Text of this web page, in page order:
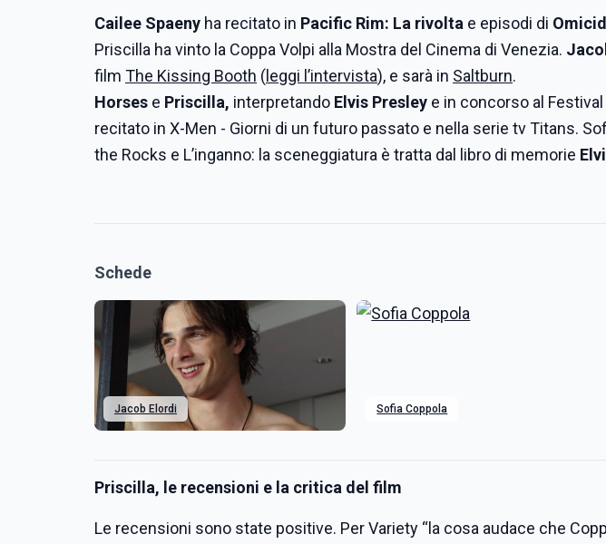
Cailee Spaeny ha recitato in Pacific Rim: La rivolta e episodi di
Priscilla ha vinto la Coppa Volpi alla Mostra del Cinema di Venezia.
film The Kissing Booth ( leggi l’intervista), e sarà in Saltburn.
Horses e Priscilla, interpretando Elvis Presley e in concorso al
recitato in X-Men - Giorni di un futuro passato e nella serie tv Titans.
the Rocks e L’inganno: la sceneggiatura è tratta dal libro di memorie
Schede
Jacob Elordi Sofia Coppola
Priscilla, le recensioni e la critica del film
Le recensioni sono state positive. Per Variety “la cosa audace che